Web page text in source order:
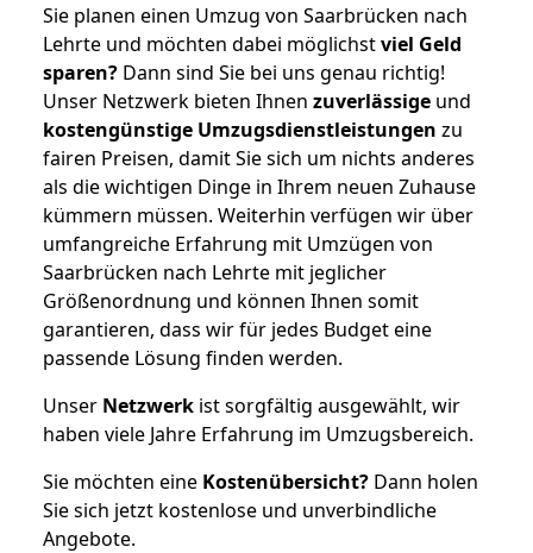
Sie planen einen Umzug von Saarbrücken nach
Lehrte und möchten dabei möglichstviel Geld
sparen? Dann sind Sie bei uns genau richtig!
Unser Netzwerk bieten Ihnen zuverlässige und
kostengünstige Umzugsdienstleistungen zu
fairen Preisen, damit Sie sich um nichts anderes
als die wichtigen Dinge in Ihrem neuen Zuhause
kümmern müssen. Weiterhin verfügen wir über
umfangreiche Erfahrung mit Umzügen von
Saarbrücken nach Lehrte mit jeglicher
Größenordnung und können Ihnen somit
garantieren, dass wir für jedes Budget eine
passende Lösung finden werden.
Unser Netzwerk ist sorgfältig ausgewählt, wir
haben viele Jahre Erfahrung im Umzugsbereich.
Sie möchten eine Kostenübersicht? Dann holen
Sie sich jetzt kostenlose und unverbindliche
Angebote.